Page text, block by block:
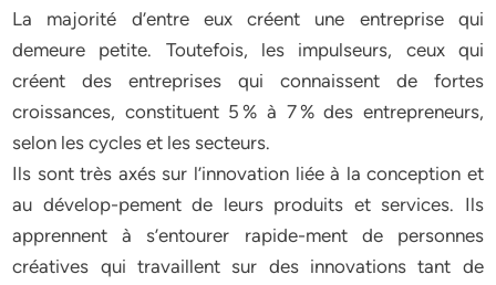
La majorité d’entre eux créent une entreprise qui
demeure petite. Toutefois, les impulseurs, ceux qui
créent des entreprises qui connaissent de fortes
croissances, constituent 5 % à 7 % des entrepreneurs,
selon les cycles et les secteurs.
Ils sont très axés sur l’innovation liée à la conception et
au dévelop-pement de leurs produits et services. Ils
apprennent à s’entourer rapide-ment de personnes
créatives qui travaillent sur des innovations tant de